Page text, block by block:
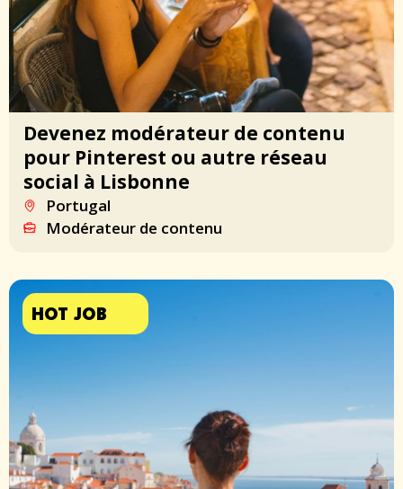
Devenez modérateur de contenu
pour Pinterest ou autre réseau
social à Lisbonne
Portugal
Modérateur de contenu
HOT JOB